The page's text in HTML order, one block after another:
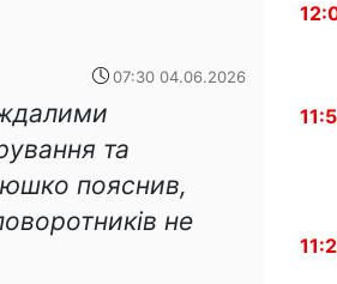
07:30 04.06.2026
та
пояснив,
не